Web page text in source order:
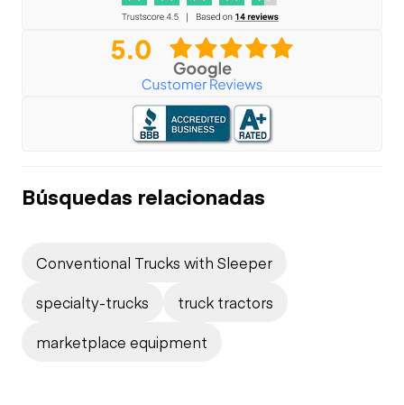
Búsquedas relacionadas
Conventional Trucks with Sleeper
specialty-trucks
truck tractors
marketplace equipment